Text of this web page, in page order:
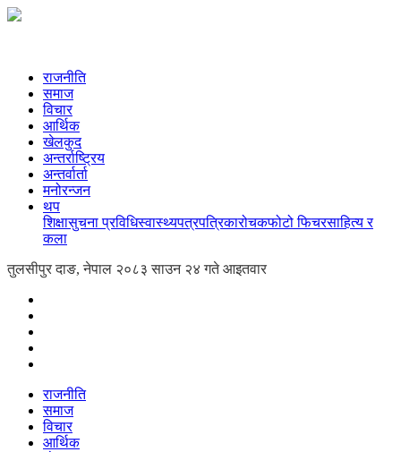
राजनीति
समाज
विचार
आर्थिक
खेलकुद
अन्तर्राष्ट्रिय
अन्तर्वार्ता
मनोरन्जन
थप
शिक्षासुचना प्रविधिस्वास्थ्यपत्रपत्रिकारोचकफोटो फिचरसाहित्य र
कला
तुलसीपुर दाङ, नेपाल २०८३ साउन २४ गते आइतवार
राजनीति
समाज
विचार
आर्थिक